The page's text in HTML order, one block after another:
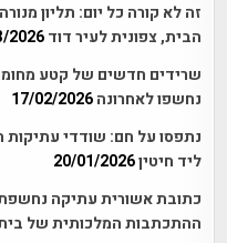
זה לא קורה כל יום: תליון
הבית, צפונית לעיר דוד 2026
שרידים חדשים של קטע
נחשפו לאחרונה 17/02/2026
נתפסו על חם: שודדי עתיקות
ליד חיטין20/01/2026
כתובת אשורית עתיקה
ההתכתבות המלכותית של